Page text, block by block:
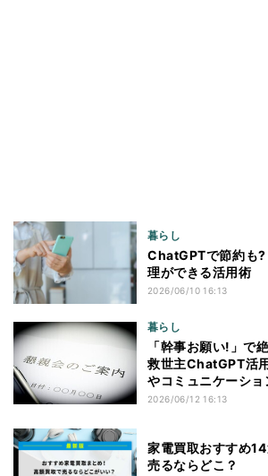
暮らし
ChatGPTで節約も?
理ができる活用術
2026/06/10 16:13
暮らし
「幹事お願い!」
救世主ChatGPT活
やコミュニケーシ
2026/06/12 16:13
家電買取おすすめ
売るならどこ？